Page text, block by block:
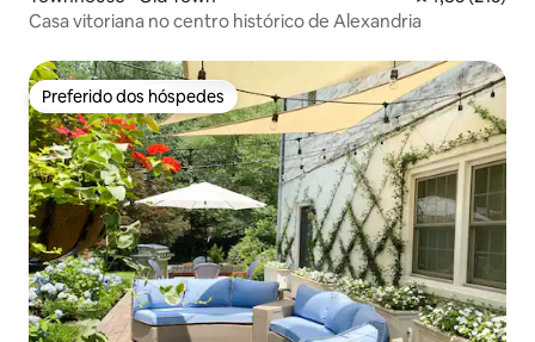
Casa vitoriana no centro histórico de Alexandria
Preferido dos hóspedes
Preferido dos hóspedes